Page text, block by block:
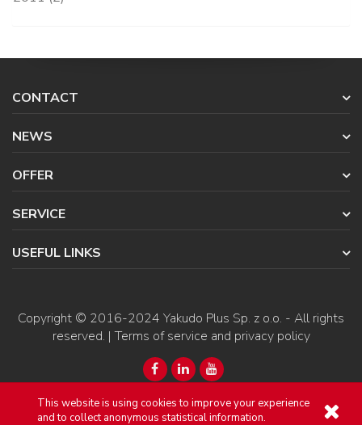
This website is using cookies to improve your experience
and to collect anonymous statistical information.
CONTACT
NEWS
OFFER
SERVICE
USEFUL LINKS
Copyright © 2016-2024 Yakudo Plus Sp. z o.o. - All rights
reserved. |Terms of service and privacy policy